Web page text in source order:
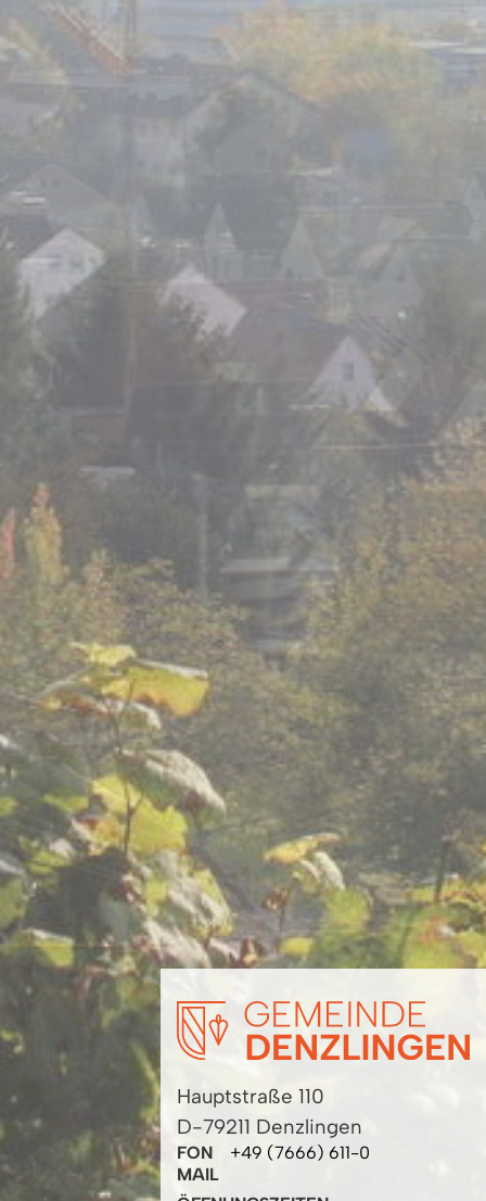
Hauptstraße 110
D-79211 Denzlingen
FON
+49 (7666) 611-0
MAIL